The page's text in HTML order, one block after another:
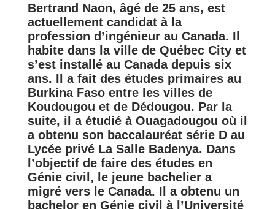
Bertrand Naon, âgé de 25 ans, est
actuellement candidat à la
profession d’ingénieur au Canada. Il
habite dans la ville de Québec City et
s’est installé au Canada depuis six
ans. Il a fait des études primaires au
Burkina Faso entre les villes de
Koudougou et de Dédougou. Par la
suite, il a étudié à Ouagadougou où il
a obtenu son baccalauréat série D au
Lycée privé La Salle Badenya. Dans
l’objectif de faire des études en
Génie civil, le jeune bachelier a
migré vers le Canada. Il a obtenu un
bachelor en Génie civil à l’Université